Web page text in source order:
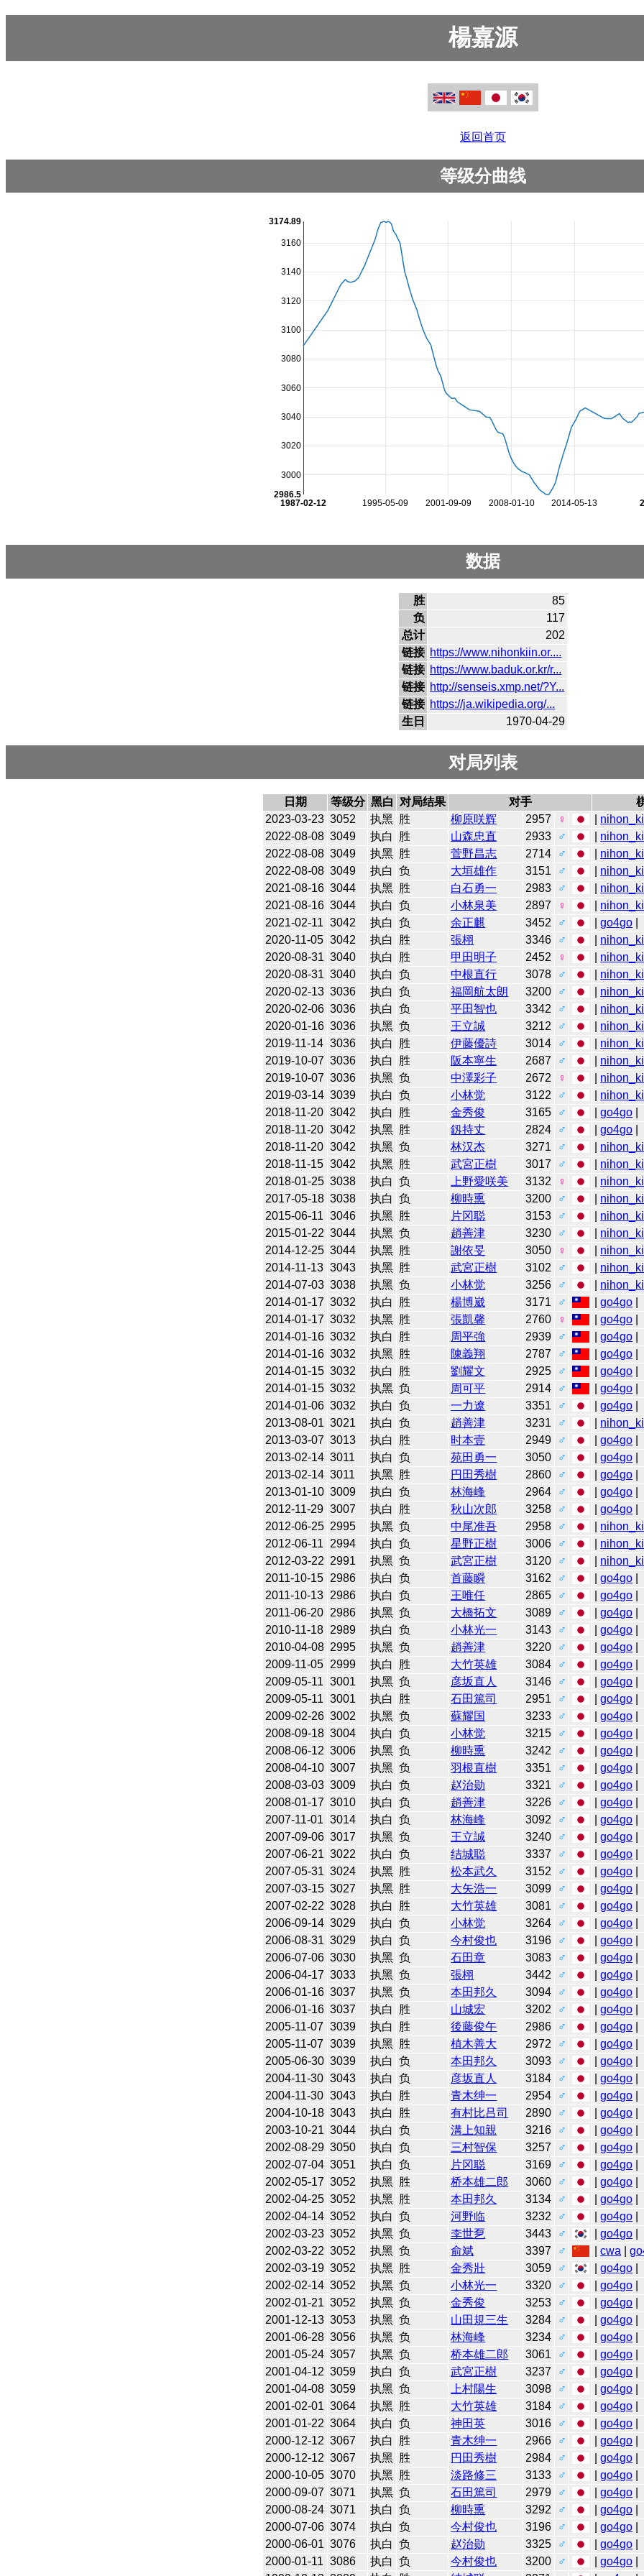
楊嘉源
返回首页
等级分曲线
1995-05-09 2001-09-09 2008-01-10 2014-05-13
1987-02-12
3000
3020
3040
3060
3080
3100
3120
3140
3160
2986.5
3174.89
数据
胜
85
负
117
总计
202
链接 https://www.nihonkiin.or....
链接 https://www.baduk.or.kr/r...
链接 http://senseis.xmp.net/?Y...
链接 https://ja.wikipedia.org/...
生日
1970-04-29
对局列表
日期 等级分 黑白 对局结果 对手
2023-03-23 3052 执黑 胜 柳原咲辉 2957 ♀
2022-08-08 3049 执白 胜 山森忠直 2933 ♂
2022-08-08 3049 执黑 胜 菅野昌志 2714 ♂
2022-08-08 3049 执白 负 大垣雄作 3151 ♂
2021-08-16 3044 执黑 胜 白石勇一 2983 ♂
2021-08-16 3044 执白 负 小林泉美 2897 ♀
2021-02-11 3042 执白 负 余正麒 3452 ♂ |go4go
2020-11-05 3042 执白 胜 張栩 3346 ♂
2020-08-31 3040 执白 胜 甲田明子 2452 ♀
2020-08-31 3040 执白 负 中根直行 3078 ♂
2020-02-13 3036 执白 负 福岡航太朗 3200 ♂
2020-02-06 3036 执白 负 平田智也 3342 ♂
2020-01-16 3036 执黑 负 王立誠 3212 ♂
2019-11-14 3036 执白 胜 伊藤優詩 3014 ♂
2019-10-07 3036 执白 胜 阪本寧生 2687 ♂
2019-10-07 3036 执黑 负 中澤彩子 2672 ♀
2019-03-14 3039 执白 负 小林觉 3122 ♂
2018-11-20 3042 执白 胜 金秀俊 3165 ♂ |go4go
2018-11-20 3042 执黑 胜 釼持丈 2824 ♂ |go4go
2018-11-20 3042 执黑 负 林汉杰 3271 ♂
2018-11-15 3042 执黑 胜 武宮正樹 3017 ♂
2018-01-25 3038 执白 负 上野愛咲美 3132 ♀
2017-05-18 3038 执白 负 柳時熏 3200 ♂
2015-06-11 3046 执黑 胜 片冈聪 3153 ♂
2015-01-22 3044 执黑 负 趙善津 3230 ♂
2014-12-25 3044 执黑 胜 謝依旻 3050 ♀
2014-11-13 3043 执黑 胜 武宮正樹 3102 ♂
2014-07-03 3038 执黑 负 小林觉 3256 ♂
2014-01-17 3032 执白 胜 楊博崴 3171 ♂ |go4go
2014-01-17 3032 执黑 胜 張凱馨 2760 ♀ |go4go
2014-01-16 3032 执白 胜 周平強 2939 ♂ |go4go
2014-01-16 3032 执黑 胜 陳義翔 2787 ♂ |go4go
2014-01-15 3032 执白 胜 劉耀文 2925 ♂ |go4go
2014-01-15 3032 执黑 负 周可平 2914 ♂ |go4go
2014-01-06 3032 执白 负 一力遼 3351 ♂ |go4go
2013-08-01 3021 执白 负 趙善津 3231 ♂
2013-03-07 3013 执白 胜 时本壹 2949 ♂ |go4go
2013-02-14 3011 执白 负 苑田勇一 3050 ♂ |go4go
2013-02-14 3011 执黑 胜 円田秀樹 2860 ♂ |go4go
2013-01-10 3009 执白 负 林海峰 2964 ♂ |go4go
2012-11-29 3007 执白 胜 秋山次郎 3258 ♂ |go4go
2012-06-25 2995 执黑 负 中尾准吾 2958 ♂
2012-06-11
2994 执白 负 星野正樹 3006 ♂
2012-03-22 2991 执黑 负 武宮正樹 3120 ♂
2011-10-15 2986 执白 负 首藤瞬 3162 ♂ |go4go
2011-10-13 2986 执白 负 王唯任 2865 ♂ |go4go
2011-06-20 2986 执黑 负 大橋拓文 3089 ♂ |go4go
2010-11-18 2989 执白 负 小林光一 3143 ♂ |go4go
2010-04-08 2995 执黑 负 趙善津 3220 ♂ |go4go
2009-11-05 2999 执白 胜 大竹英雄 3084 ♂ |go4go
2009-05-11 3001 执黑 负 彦坂直人 3146 ♂ |go4go
2009-05-11 3001 执白 胜 石田篤司 2951 ♂ |go4go
2009-02-26 3002 执黑 负 蘇耀国 3233 ♂ |go4go
2008-09-18 3004 执白 负 小林觉 3215 ♂ |go4go
2008-06-12 3006 执黑 负 柳時熏 3242 ♂ |go4go
2008-04-10 3007 执黑 负 羽根直樹 3351 ♂ |go4go
2008-03-03 3009 执白 负 赵治勋 3321 ♂ |go4go
2008-01-17 3010 执白 负 趙善津 3226 ♂ |go4go
2007-11-01 3014 执白 负 林海峰 3092 ♂ |go4go
2007-09-06 3017 执黑 负 王立誠 3240 ♂ |go4go
2007-06-21 3022 执白 负 结城聪 3337 ♂ |go4go
2007-05-31 3024 执黑 胜 松本武久 3152 ♂ |go4go
2007-03-15 3027 执黑 胜 大矢浩一 3099 ♂ |go4go
2007-02-22 3028 执白 胜 大竹英雄 3081 ♂ |go4go
2006-09-14 3029 执白 负 小林觉 3264 ♂ |go4go
2006-08-31 3029 执白 负 今村俊也 3196 ♂ |go4go
2006-07-06 3030 执黑 负 石田章 3083 ♂ |go4go
2006-04-17 3033 执黑 负 張栩 3442 ♂ |go4go
2006-01-16 3037 执黑 负 本田邦久 3094 ♂ |go4go
2006-01-16 3037 执白 胜 山城宏 3202 ♂ |go4go
2005-11-07 3039 执白 胜 後藤俊午 2986 ♂ |go4go
2005-11-07 3039 执黑 胜 植木善大 2972 ♂ |go4go
2005-06-30 3039 执白 负 本田邦久 3093 ♂ |go4go
2004-11-30 3043 执白 负 彦坂直人 3184 ♂ |go4go
2004-11-30 3043 执白 胜 青木绅一 2954 ♂ |go4go
2004-10-18 3043 执白 胜 有村比吕司 2890 ♂ |go4go
2003-10-21 3044 执白 负 溝上知親 3216 ♂ |go4go
2002-08-29 3050 执白 负 三村智保 3257 ♂ |go4go
2002-07-04 3051 执白 负 片冈聪 3169 ♂ |go4go
2002-05-17 3052 执黑 胜 桥本雄二郎 3060 ♂ |go4go
2002-04-25 3052 执黑 胜 本田邦久 3134 ♂ |go4go
2002-04-14 3052 执白 负 河野临 3232 ♂ |go4go
2002-03-23 3052 执黑 负 李世乭 3443 ♂ |go4go
2002-03-22 3052 执黑 负 俞斌 3397 ♂ |cwa |
2002-03-19 3052 执黑 胜 金秀壯 3059 ♂ |go4go
2002-02-14 3052 执黑 负 小林光一 3320 ♂ |go4go
2002-01-21 3052 执黑 负 金秀俊 3253 ♂ |go4go
2001-12-13 3053 执黑 负 山田規三生 3284 ♂ |go4go
2001-06-28 3056 执黑 负 林海峰 3234 ♂ |go4go
2001-05-24 3057 执黑 负 桥本雄二郎 3061 ♂ |go4go
2001-04-12 3059 执白 负 武宮正樹 3237 ♂ |go4go
2001-04-08 3059 执黑 负 上村陽生 3098 ♂ |go4go
2001-02-01 3064 执黑 胜 大竹英雄 3184 ♂ |go4go
2001-01-22 3064 执白 负 神田英 3016 ♂ |go4go
2000-12-12 3067 执白 胜 青木绅一 2966 ♂ |go4go
2000-12-12 3067 执黑 胜 円田秀樹 2984 ♂ |go4go
2000-10-05 3070 执黑 胜 淡路修三 3133 ♂ |go4go
2000-09-07 3071 执黑 负 石田篤司 2979 ♂ |go4go
2000-08-24 3071 执白 负 柳時熏 3292 ♂ |go4go
2000-07-06 3074 执白 负 今村俊也 3196 ♂ |go4go
2000-06-01 3076 执白 负 赵治勋 3325 ♂ |go4go
2000-01-11 3086 执白 负 今村俊也 3200 ♂ |go4go